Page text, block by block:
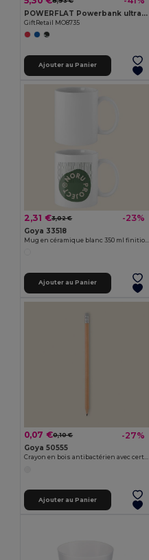
POWERFLAT Powerbank ultra plat 4000 mAh
GiftRetail MO8735
Ajouter au Panier
2,31 €3,02 € -23%
Goya 33518
Ajouter au Panier
0,07 €0,10 € -27%
Goya 50555
Crayon en bois antibactérien avec certificat SURGEON
Ajouter au Panier